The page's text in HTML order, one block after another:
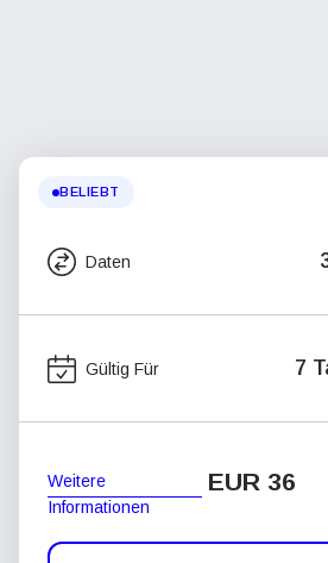
BELIEBT
Daten
Gültig Für 7
Weitere
Informationen
EUR 36